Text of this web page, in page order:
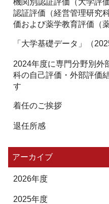
機関別認証評価（大学評
認証評価（経営管理研究
価および薬学教育評価（
「大学基礎データ」（
2024年度に専門分野別外
科の自己評価・外部評価
す
着任のご挨拶
退任所感
アーカイブ
2026年度
2025年度